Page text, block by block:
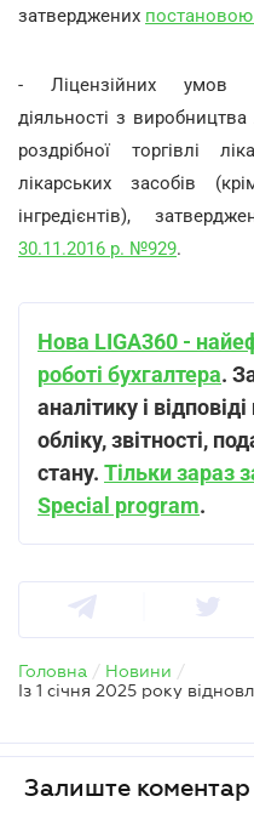
затверджених
- Ліцензійних умов
діяльності з виробництва
роздрібної торгівлі
лікарських засобів
інгредієнтів),
30.11.2016 р. №929.
Нова LIGA360 -
роботі бухгалтера.
аналітику і
обліку, звітності,
стану. Тільки зараз
Special program.
Головна / Новини /
Залиште коментар